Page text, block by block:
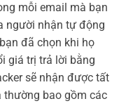
mỗi email mà bạn
người nhận tự động
đã chọn khi họ
giá trị trả lời bằng
sẽ nhận được tất
thường bao gồm các